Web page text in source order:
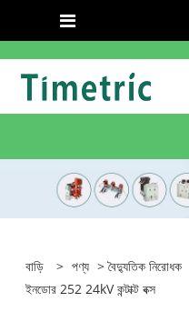
বাড়ি > পণ্য >বৈদ্যুতিক নিরোধক
ইনডোর 252 24kV কন্টাক্ট বক্স